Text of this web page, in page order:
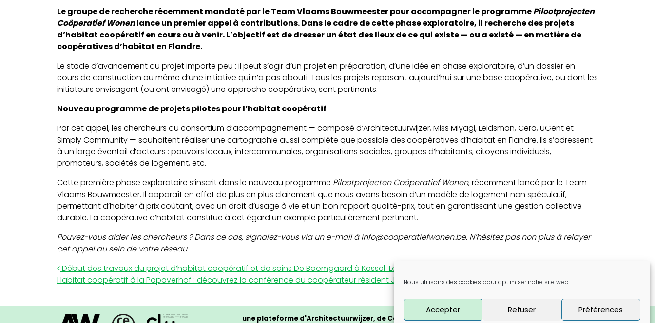
Nous utilisons des cookies pour optimiser notre site web.
Accepter Refuser Préférences
Le groupe de recherche récemment mandaté par le Team Vlaams Bouwmeester pour accompagner le programmePilootprojecten
Coöperatief Wonenlance un premier appel à contributions. Dans le cadre de cette phase exploratoire, il recherche des projets
d’habitat coopératif en cours ou à venir. L’objectif est de dresser un état des lieux de ce qui existe — ou a existé — en matière de
coopératives d’habitat en Flandre.
Le stade d’avancement du projet importe peu : il peut s’agir d’un projet en préparation, d’une idée en phase exploratoire, d’un dossier en
cours de construction ou même d’une initiative qui n’a pas abouti. Tous les projets reposant aujourd’hui sur une base coopérative, ou dont les
initiateurs envisagent (ou ont envisagé) une approche coopérative, sont pertinents.
Nouveau programme de projets pilotes pour l’habitat coopératif
Par cet appel, les chercheurs du consortium d’accompagnement — composé d’Architectuurwijzer, Miss Miyagi, Leidsman, Cera, UGent et
Simply Community — souhaitent réaliser une cartographie aussi complète que possible des coopératives d’habitat en Flandre. Ils s’adressent
à un large éventail d’acteurs : pouvoirs locaux, intercommunales, organisations sociales, groupes d’habitants, citoyens individuels,
promoteurs, sociétés de logement, etc.
Cette première phase exploratoire s’inscrit dans le nouveau programme Pilootprojecten Coöperatief Wonen, récemment lancé par le Team
Vlaams Bouwmeester. Il apparaît en effet de plus en plus clairement que nous avons besoin d’un modèle de logement non spéculatif,
permettant d’habiter à prix coûtant, avec un droit d’usage à vie et un bon rapport qualité-prix, tout en garantissant une gestion collective
durable. La coopérative d’habitat constitue à cet égard un exemple particulièrement pertinent.
Pouvez-vous aider les chercheurs ? Dans ce cas, signalez-vous via un e-mail à info@cooperatiefwonen.be. N’hésitez pas non plus à relayer
cet appel au sein de votre réseau.
Post navigation
Début des travaux du projet d’habitat coopératif et de soins De Boomgaard à Kessel-Lo
Habitat coopératif à la Papaverhof : découvrez la conférence du coopérateur résident Jos Praat
une plateforme d'Architectuurwijzer, de Cera et du CLTB